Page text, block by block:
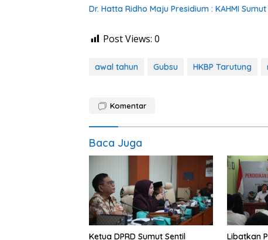
Dr. Hatta Ridho Maju Presidium : KAHMI
Post Views: 0
awal tahun Gubsu HKBP Tarutung
Komentar
Baca Juga
Ketua DPRD Sumut Sentil Libatkan